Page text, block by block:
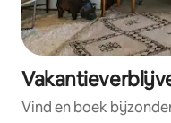
Vind en boek